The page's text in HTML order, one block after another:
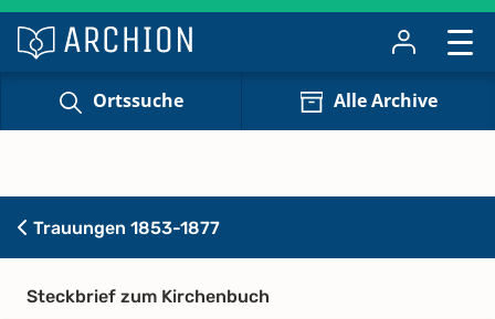
Ortssuche Alle Archive
Trauungen 1853-1877
Steckbrief zum Kirchenbuch